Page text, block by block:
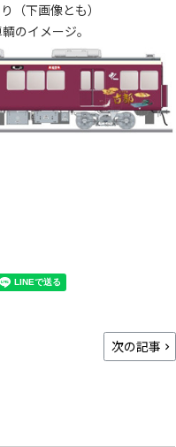
下画像とも）
のイメージ。
次の記事